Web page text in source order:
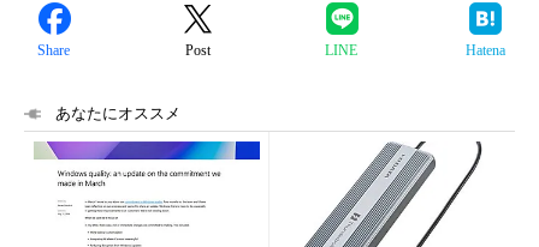
Share Post LINE Hatena
あなたにオススメ